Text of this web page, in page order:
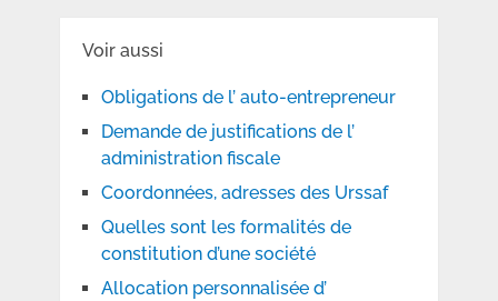
Voir aussi
Obligations de l’ auto-entrepreneur
Demande de justifications de l’
administration fiscale
Coordonnées, adresses des Urssaf
Quelles sont les formalités de
constitution d’une société
Allocation personnalisée d’